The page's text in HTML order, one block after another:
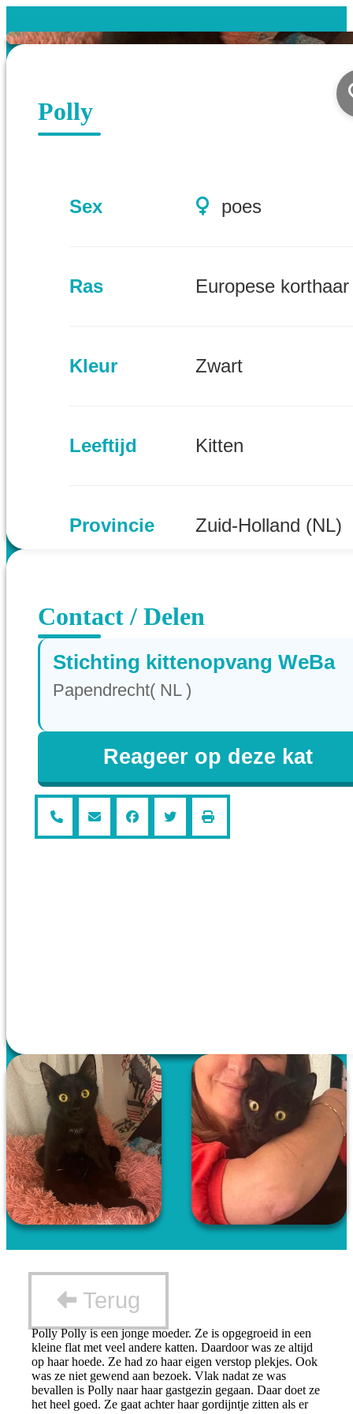
Polly
Sex poes
Ras Europese korthaar
Kleur Zwart
Leeftijd Kitten
Provincie Zuid-Holland (NL)
Contact / Delen
Stichting kittenopvang WeBa
Papendrecht( NL )
Reageer op deze kat
Terug
Polly Polly is een jonge moeder. Ze is opgegroeid in een
kleine flat met veel andere katten. Daardoor was ze altijd
op haar hoede. Ze had zo haar eigen verstop plekjes. Ook
was ze niet gewend aan bezoek. Vlak nadat ze was
bevallen is Polly naar haar gastgezin gegaan. Daar doet ze
het heel goed. Ze gaat achter haar gordijntje zitten als er